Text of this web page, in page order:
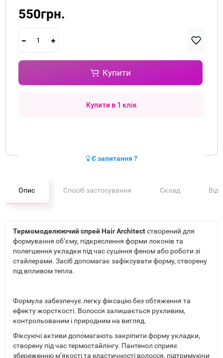
550грн.
Купити
Купити в 1 клік
Є запитання ?
Опис Спосіб застосування Склад
Термомоделюючий спрей Hair Architectстворений для
формування об’єму, підкреслення форми локонів та
полегшення укладки під час сушіння феном або роботи зі
стайлерами. Засіб допомагає зафіксувати форму, створену
під впливом тепла.
Формула забезпечує легку фіксацію без обтяження та
ефекту жорсткості. Волосся залишається рухливим,
контрольованим і природним на вигляд.
Фіксуючі активи допомагають закріпити форму укладки,
створену під час термостайлінгу. Пантенол сприяє
збереженню м’якості та еластичності волосся, підтримуючи